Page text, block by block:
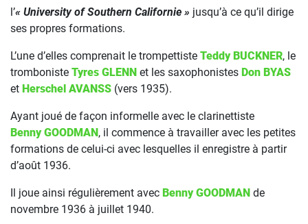
l’« University of Southern Californie » jusqu’à ce qu’il dirige
ses propres formations.
L’une d’elles comprenait le trompettiste Teddy BUCKNER, le
tromboniste Tyres GLENN et les saxophonistes Don BYAS
et Herschel AVANSS (vers 1935).
Ayant joué de façon informelle avec le clarinettiste
Benny GOODMAN, il commence à travailler avec les petites
formations de celui-ci avec lesquelles il enregistre à partir
d’août 1936.
Il joue ainsi régulièrement avec Benny GOODMAN de
novembre 1936 à juillet 1940.